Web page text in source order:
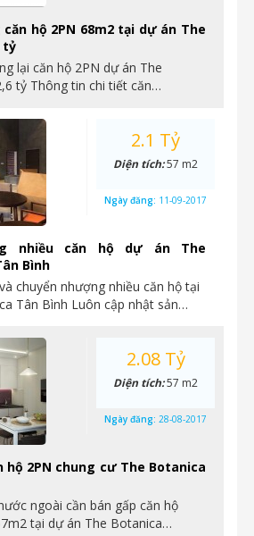
hộ 2PN 68m2 tại dự án The
tỷ
lại căn hộ 2PN dự án The
tỷ Thông tin chi tiết căn…
nhiều căn hộ dự án The
Bình
chuyển nhượng nhiều căn hộ tại
Tân Bình Luôn cập nhật sản…
2.1 Tỷ
Diện tích:57 m2
Ngày đăng: 11-09-2017
hộ 2PN chung cư The Botanica
ngoài cần bán gấp căn hộ
tại dự án The Botanica…
2.08 Tỷ
Diện tích:57 m2
Ngày đăng: 28-08-2017